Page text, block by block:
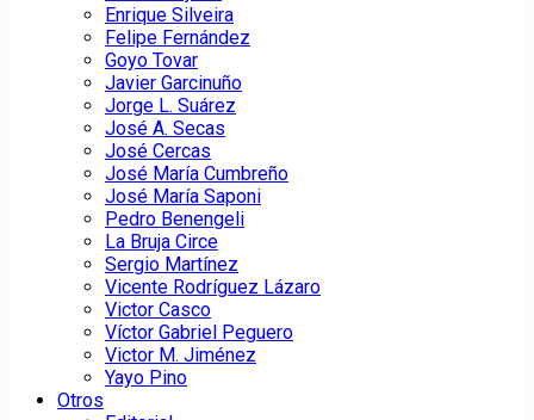
Enrique Silveira
Felipe Fernández
Goyo Tovar
Javier Garcinuño
Jorge L. Suárez
José A. Secas
José Cercas
José María Cumbreño
José María Saponi
Pedro Benengeli
La Bruja Circe
Sergio Martínez
Vicente Rodríguez Lázaro
Victor Casco
Víctor Gabriel Peguero
Victor M. Jiménez
Yayo Pino
Otros